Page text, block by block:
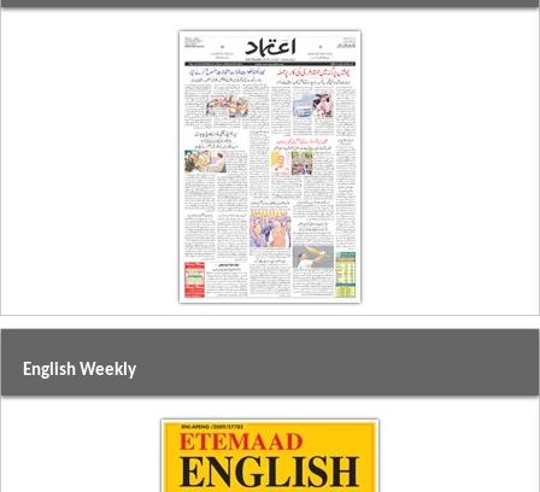
English Weekly